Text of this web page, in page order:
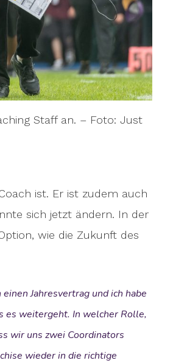
Staff an. – Foto: Just
ist. Er ist zudem auch
sich jetzt ändern. In der
wie die Zukunft des
Jahresvertrag und ich habe
es weitergeht. In welcher Rolle,
wir uns zwei Coordinators
wieder in die richtige